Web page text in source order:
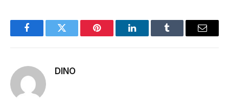
FacebookTwitter Pinterest LinkedInTumblr
E-
DINO